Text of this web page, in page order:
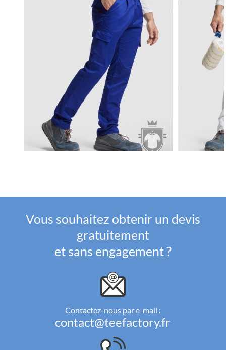
Vous souhaitez obtenir un devis
gratuitement
et sans engagement ?
Contactez-nous par e-mail :
contact@teefactory.fr